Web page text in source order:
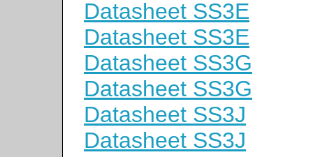
Datasheet SS3E
Datasheet SS3E
Datasheet SS3G
Datasheet SS3G
Datasheet SS3J
Datasheet SS3J